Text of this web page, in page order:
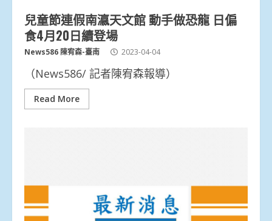
兒童節連假南瀛天文館 動手做恐龍 日偏
食4月20日續登場
News586 陳宥森-臺南 2023-04-04
（News586/ 記者陳宥森報導）
Read More